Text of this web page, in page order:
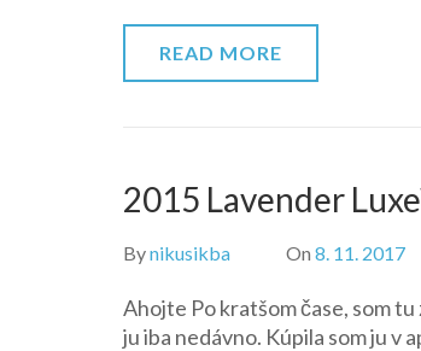
READ MORE
2015 Lavender
Bynikusikba On 8. 11. 2017
Ahojte Po kratšom čase, som
ju iba nedávno. Kúpila som ju v